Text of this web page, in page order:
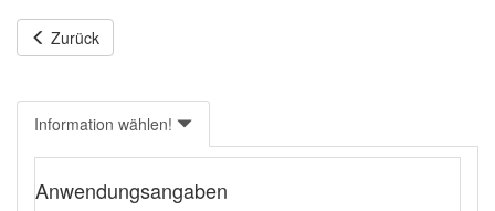
Zurück
Information wählen!
Anwendungsangaben